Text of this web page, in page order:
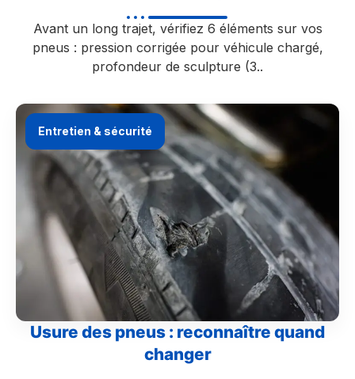
Avant un long trajet, vérifiez 6 éléments sur vos
pneus : pression corrigée pour véhicule chargé,
profondeur de sculpture (3..
Entretien & sécurité
Usure des pneus : reconnaître quand
changer